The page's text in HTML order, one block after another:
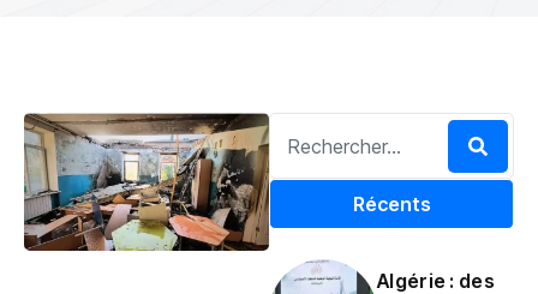
Récents
Algérie : des